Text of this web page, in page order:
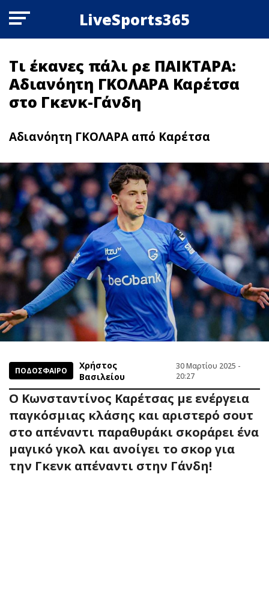
LiveSports365
Τι έκανες πάλι ρε ΠΑΙΚΤΑΡΑ:
Αδιανόητη ΓΚΟΛΑΡΑ Καρέτσα
στο Γκενκ-Γάνδη
Αδιανόητη ΓΚΟΛΑΡΑ από Καρέτσα
ΠΟΔΟΣΦΑΙΡΟ
Χρήστος
Βασιλείου
30 Μαρτίου 2025 -
20:27
Ο Κωνσταντίνος Καρέτσας με ενέργεια
παγκόσμιας κλάσης και αριστερό σουτ
στο απέναντι παραθυράκι σκοράρει ένα
μαγικό γκολ και ανοίγει το σκορ για
την Γκενκ απέναντι στην Γάνδη!